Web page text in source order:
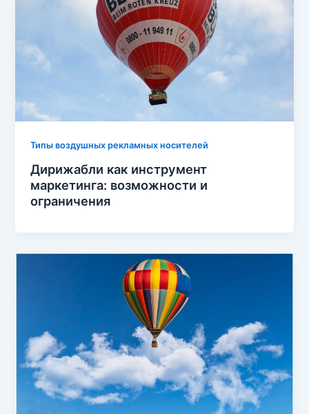
Типы воздушных рекламных носителей
Дирижабли как инструмент
маркетинга: возможности и
ограничения